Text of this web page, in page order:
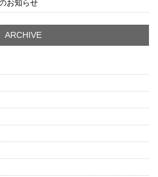
お知らせ
ARCHIVE